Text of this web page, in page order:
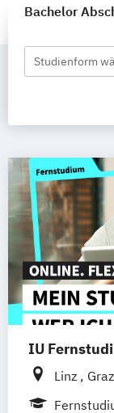
Bachelor
Studienform
IU
Linz Graz